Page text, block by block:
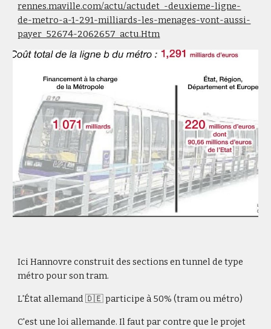
rennes.maville.com/actu/actudet_-deuxieme-ligne-
de-metro-a-1-291-milliards-les-menages-vont-aussi-
payer_52674-2062657_actu.Htm
Ici Hannovre construit des sections en tunnel de type
métro pour son tram.
L'État allemand 🇩🇪 participe à 50% (tram ou métro)
C'est une loi allemande. Il faut par contre que le projet